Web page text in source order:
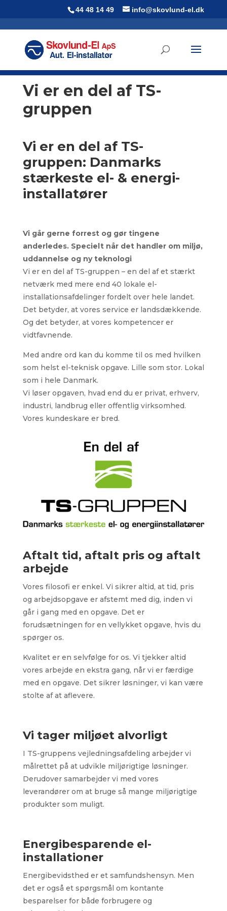
44 48 14 49 info@skovlund-el.dk
Vi er en del af TS-
gruppen
Vi er en del af TS-
gruppen: Danmarks
stærkeste el- & energi-
installatører
Vi går gerne forrest og gør tingene
anderledes. Specielt når det handler om miljø,
uddannelse og ny teknologi
Vi er en del af TS-gruppen – en del af et stærkt
netværk med mere end 40 lokale el-
installationsafdelinger fordelt over hele landet.
Det betyder, at vores service er landsdækkende.
Og det betyder, at vores kompetencer er
vidtfavnende.
Med andre ord kan du komme til os med hvilken
som helst el-teknisk opgave. Lille som stor. Lokal
som i hele Danmark.
Vi løser opgaven, hvad end du er privat, erhverv,
industri, landbrug eller offentlig virksomhed.
Vores kundeskare er bred.
Aftalt tid, aftalt pris og aftalt
arbejde
Vores filosofi er enkel. Vi sikrer altid, at tid, pris
og arbejdsopgave er afstemt med dig, inden vi
går i gang med en opgave. Det er
forudsætningen for en vellykket opgave, hvis du
spørger os.
Kvalitet er en selvfølge for os. Vi tjekker altid
vores arbejde en ekstra gang, når vi er færdige
med en opgave. Det sikrer løsninger, vi kan være
stolte af at aflevere.
Vi tager miljøet alvorligt
I TS-gruppens vejledningsafdeling arbejder vi
målrettet på at udvikle miljørigtige løsninger.
Derudover samarbejder vi med vores
leverandører om at bruge så mange miljørigtige
produkter som muligt.
Energibesparende el-
installationer
Energibevidsthed er et samfundshensyn. Men
det er også et spørgsmål om kontante
besparelser for både forbrugere og